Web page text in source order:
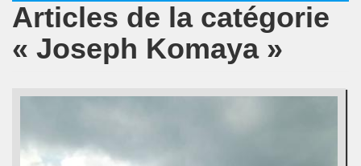
Articles de la catégorie
« Joseph Komaya »